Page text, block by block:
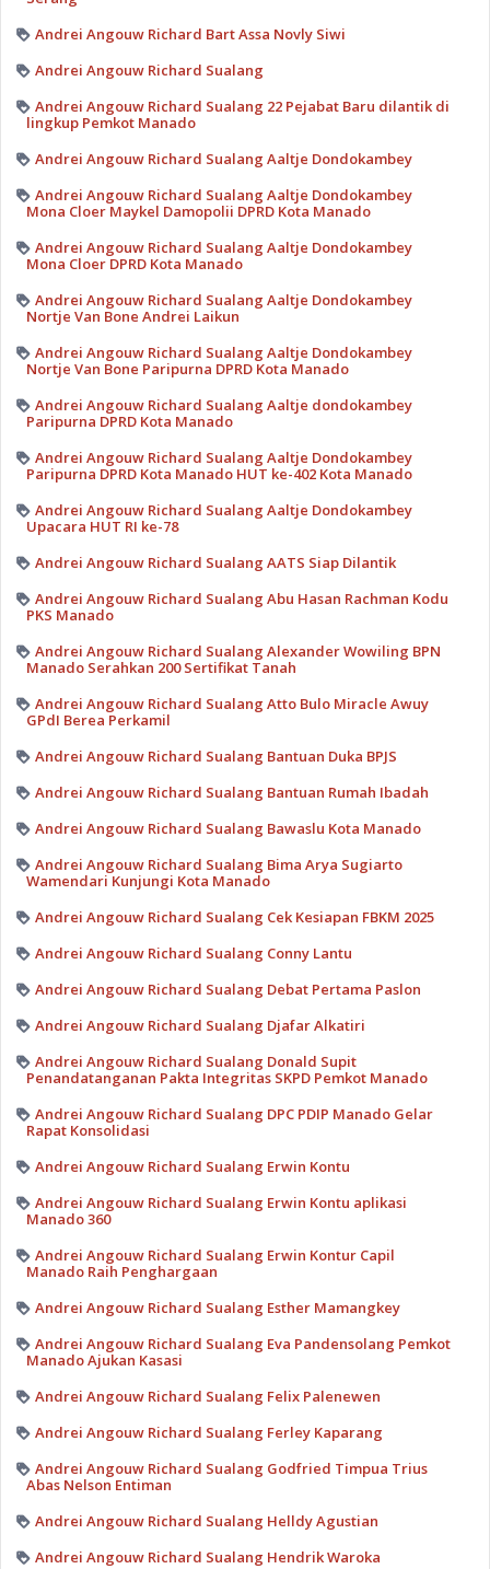
Andrei Angouw Richard Bart Assa Novly Siwi
Andrei Angouw Richard Sualang
Andrei Angouw Richard Sualang 22 Pejabat Baru dilantik di
lingkup Pemkot Manado
Andrei Angouw Richard Sualang Aaltje Dondokambey
Andrei Angouw Richard Sualang Aaltje Dondokambey
Mona Cloer Maykel Damopolii DPRD Kota Manado
Andrei Angouw Richard Sualang Aaltje Dondokambey
Mona Cloer DPRD Kota Manado
Andrei Angouw Richard Sualang Aaltje Dondokambey
Nortje Van Bone Andrei Laikun
Andrei Angouw Richard Sualang Aaltje Dondokambey
Nortje Van Bone Paripurna DPRD Kota Manado
Andrei Angouw Richard Sualang Aaltje dondokambey
Paripurna DPRD Kota Manado
Andrei Angouw Richard Sualang Aaltje Dondokambey
Paripurna DPRD Kota Manado HUT ke-402 Kota Manado
Andrei Angouw Richard Sualang Aaltje Dondokambey
Upacara HUT RI ke-78
Andrei Angouw Richard Sualang AATS Siap Dilantik
Andrei Angouw Richard Sualang Abu Hasan Rachman Kodu
PKS Manado
Andrei Angouw Richard Sualang Alexander Wowiling BPN
Manado Serahkan 200 Sertifikat Tanah
Andrei Angouw Richard Sualang Atto Bulo Miracle Awuy
GPdI Berea Perkamil
Andrei Angouw Richard Sualang Bantuan Duka BPJS
Andrei Angouw Richard Sualang Bantuan Rumah Ibadah
Andrei Angouw Richard Sualang Bawaslu Kota Manado
Andrei Angouw Richard Sualang Bima Arya Sugiarto
Wamendari Kunjungi Kota Manado
Andrei Angouw Richard Sualang Cek Kesiapan FBKM 2025
Andrei Angouw Richard Sualang Conny Lantu
Andrei Angouw Richard Sualang Debat Pertama Paslon
Andrei Angouw Richard Sualang Djafar Alkatiri
Andrei Angouw Richard Sualang Donald Supit
Penandatanganan Pakta Integritas SKPD Pemkot Manado
Andrei Angouw Richard Sualang DPC PDIP Manado Gelar
Rapat Konsolidasi
Andrei Angouw Richard Sualang Erwin Kontu
Andrei Angouw Richard Sualang Erwin Kontu aplikasi
Manado 360
Andrei Angouw Richard Sualang Erwin Kontur Capil
Manado Raih Penghargaan
Andrei Angouw Richard Sualang Esther Mamangkey
Andrei Angouw Richard Sualang Eva Pandensolang Pemkot
Manado Ajukan Kasasi
Andrei Angouw Richard Sualang Felix Palenewen
Andrei Angouw Richard Sualang Ferley Kaparang
Andrei Angouw Richard Sualang Godfried Timpua Trius
Abas Nelson Entiman
Andrei Angouw Richard Sualang Helldy Agustian
Andrei Angouw Richard Sualang Hendrik Waroka